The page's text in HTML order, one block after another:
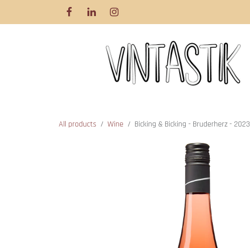
All products Wine Bicking & Bicking - Bruderherz - 2023